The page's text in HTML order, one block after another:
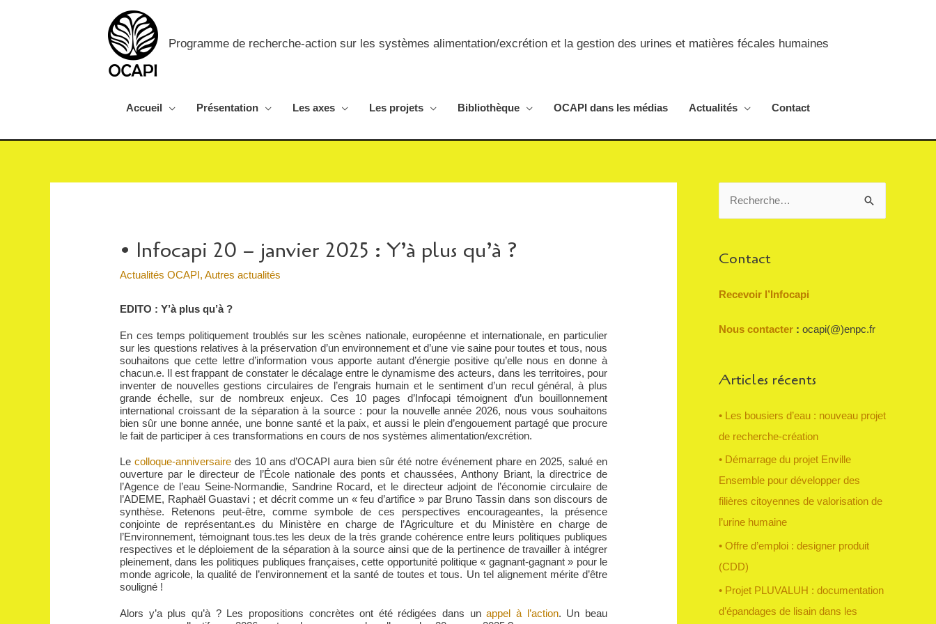
Programme de recherche-action sur les systèmes alimentation/excrétion et la gestion des urines et matières fécales humaines
Accueil Présentation Les axes Les projets Bibliothèque OCAPI dans les médias Actualités Contact
• Infocapi 20 – janvier 2025 : Y’à plus qu’à ?
Actualités OCAPI,Autres actualités
EDITO : Y’à plus qu’à ?
En ces temps politiquement troublés sur les scènes nationale, européenne et internationale, en particulier
sur les questions relatives à la préservation d’un environnement et d’une vie saine pour toutes et tous, nous
souhaitons que cette lettre d’information vous apporte autant d’énergie positive qu’elle nous en donne à
chacun.e. Il est frappant de constater le décalage entre le dynamisme des acteurs, dans les territoires, pour
inventer de nouvelles gestions circulaires de l’engrais humain et le sentiment d’un recul général, à plus
grande échelle, sur de nombreux enjeux. Ces 10 pages d’Infocapi témoignent d’un bouillonnement
international croissant de la séparation à la source : pour la nouvelle année 2026, nous vous souhaitons
bien sûr une bonne année, une bonne santé et la paix, et aussi le plein d’engouement partagé que procure
le fait de participer à ces transformations en cours de nos systèmes alimentation/excrétion.
Lecolloque-anniversaire des 10 ans d’OCAPI aura bien sûr été notre événement phare en 2025, salué en
ouverture par le directeur de l’École nationale des ponts et chaussées, Anthony Briant, la directrice de
l’Agence de l’eau Seine-Normandie, Sandrine Rocard, et le directeur adjoint de l’économie circulaire de
l’ADEME, Raphaël Guastavi ; et décrit comme un « feu d’artifice » par Bruno Tassin dans son discours de
synthèse. Retenons peut-être, comme symbole de ces perspectives encourageantes, la présence
conjointe de représentant.es du Ministère en charge de l’Agriculture et du Ministère en charge de
l’Environnement, témoignant tous.tes les deux de la très grande cohérence entre leurs politiques publiques
respectives et le déploiement de la séparation à la source ainsi que de la pertinence de travailler à intégrer
pleinement, dans les politiques publiques françaises, cette opportunité politique « gagnant-gagnant » pour le
monde agricole, la qualité de l’environnement et la santé de toutes et tous. Un tel alignement mérite d’être
souligné !
Alors y’a plus qu’à ? Les propositions concrètes ont été rédigées dans unappel à l’action. Un beau
h
r
r
Contact
Recevoir l’Infocapi
Nous contacter : ocapi(@)enpc.fr
Articles récents
• Les bousiers d’eau : nouveau projet
de recherche-création
• Démarrage du projet Enville
Ensemble pour développer des
filières citoyennes de valorisation de
l’urine humaine
• Offre d’emploi : designer produit
(CDD)
• Projet PLUVALUH : documentation
d’épandages de lisain dans les